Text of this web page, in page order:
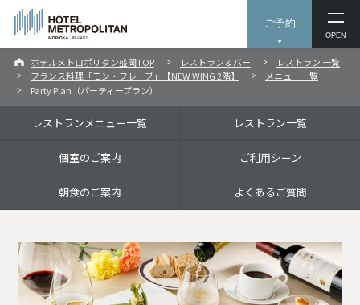
ご予約
OPEN
ホテルメトロポリタン盛岡TOP レストラン＆バー
レストラン 一覧
フランス料理「モン・フレーブ」【NEW WING 2階】
メニュー一覧
Party Plan（パーティープラン）
レストランメニュー一覧 レストラン一覧
個室のご案内 ご利用シーン
朝食のご案内 よくあるご質問